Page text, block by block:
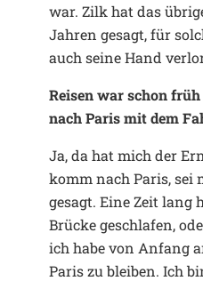
war. Zilk hat das
Jahren gesagt, für
auch seine Hand
Reisen war schon
nach Paris mit dem
Ja, da hat mich der
komm nach Paris, sei
gesagt. Eine Zeit lang
Brücke geschlafen,
ich habe von Anfang
Paris zu bleiben. Ich